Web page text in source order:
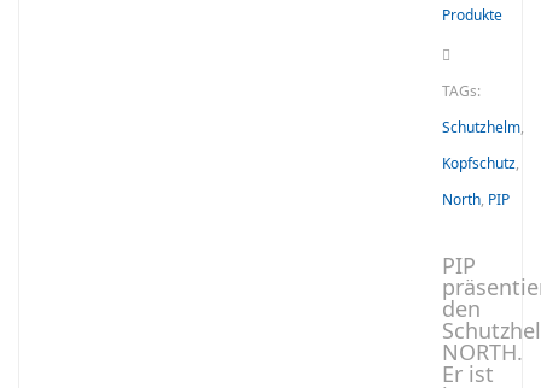
Produkte
TAGs:
Schutzhelm,
Kopfschutz,
North, PIP
PIP
den
NORTH.
Er ist